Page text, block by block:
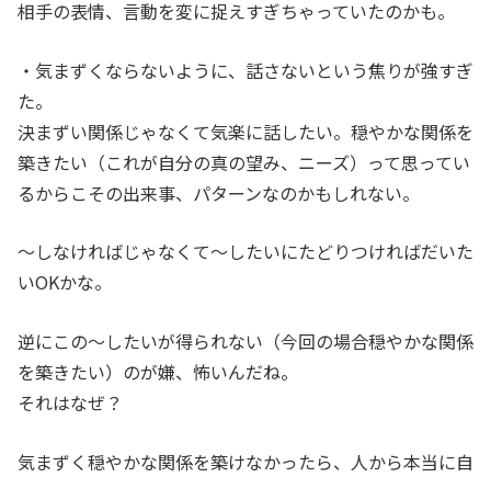
相手の表情、言動を変に捉えすぎちゃっていたのかも。
・気まずくならないように、話さないという焦りが強すぎ
た。
決まずい関係じゃなくて気楽に話したい。穏やかな関係を
築きたい（これが自分の真の望み、ニーズ）って思ってい
るからこその出来事、パターンなのかもしれない。
～しなければじゃなくて～したいにたどりつければだいた
いOKかな。
逆にこの～したいが得られない（今回の場合穏やかな関係
を築きたい）のが嫌、怖いんだね。
それはなぜ？
気まずく穏やかな関係を築けなかったら、人から本当に自